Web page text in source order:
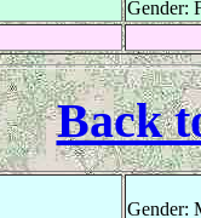
Gender:
Back
Gender: